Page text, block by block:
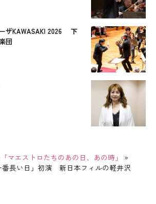
ザKAWASAKI 2026 下
団
マエストロたちのあの日、あの時」
»
番長い日」初演 新日本フィルの軽井沢